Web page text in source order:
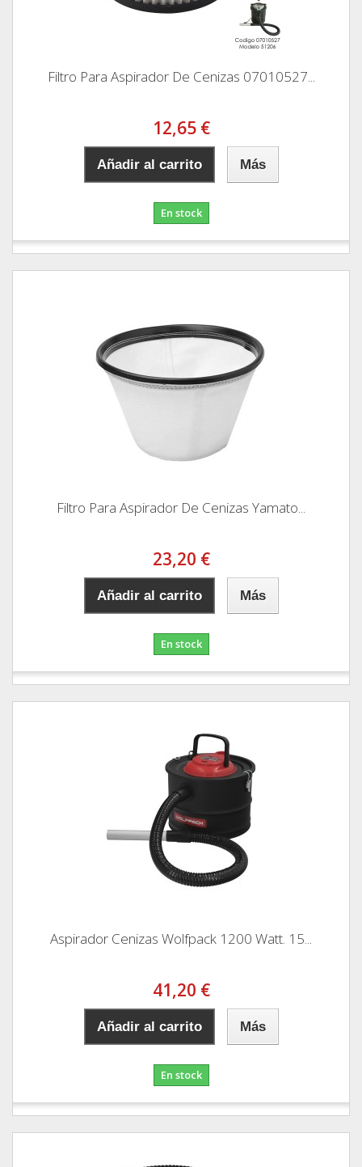
Filtro Para Aspirador De Cenizas 07010527...
12,65 €
Añadir al carrito Más
En stock
Filtro Para Aspirador De Cenizas Yamato...
23,20 €
Añadir al carrito Más
En stock
Aspirador Cenizas Wolfpack 1200 Watt. 15...
41,20 €
Añadir al carrito Más
En stock